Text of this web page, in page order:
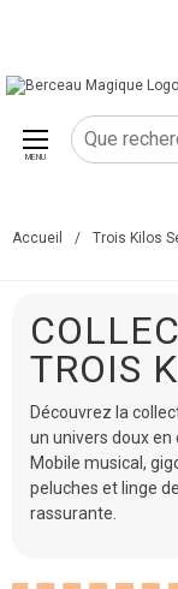
MENU
Accueil / Trois Kilos
TROIS
Découvrez la
un univers doux en
Mobile musical,
peluches et linge
rassurante.